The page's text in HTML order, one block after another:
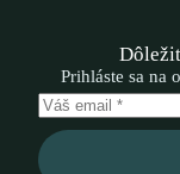
Prihláste sa na